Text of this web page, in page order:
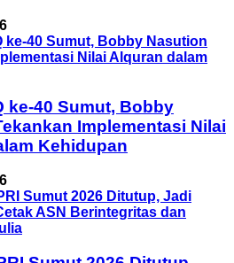
ke-40 Sumut, Bobby
Implementasi Nilai
Kehidupan